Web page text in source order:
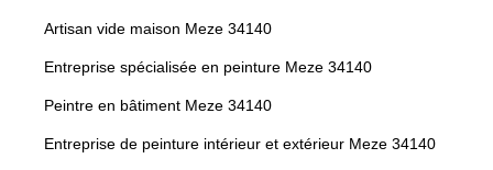
Artisan vide maison Meze 34140
Entreprise spécialisée en peinture Meze 34140
Peintre en bâtiment Meze 34140
Entreprise de peinture intérieur et extérieur Meze 34140